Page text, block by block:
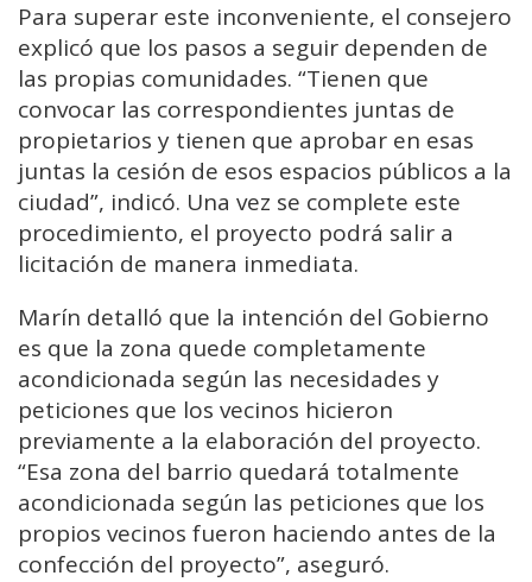
Para superar este inconveniente, el consejero
explicó que los pasos a seguir dependen de
las propias comunidades. “Tienen que
convocar las correspondientes juntas de
propietarios y tienen que aprobar en esas
juntas la cesión de esos espacios públicos a la
ciudad”, indicó. Una vez se complete este
procedimiento, el proyecto podrá salir a
licitación de manera inmediata.
Marín detalló que la intención del Gobierno
es que la zona quede completamente
acondicionada según las necesidades y
peticiones que los vecinos hicieron
previamente a la elaboración del proyecto.
“Esa zona del barrio quedará totalmente
acondicionada según las peticiones que los
propios vecinos fueron haciendo antes de la
confección del proyecto”, aseguró.